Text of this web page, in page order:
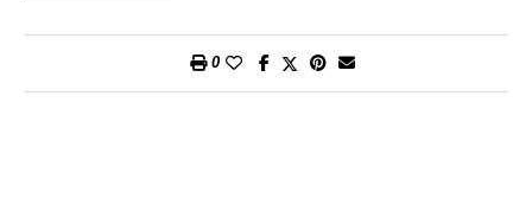
metodologici che attendevano di essere risolti. Ora, come ci
0